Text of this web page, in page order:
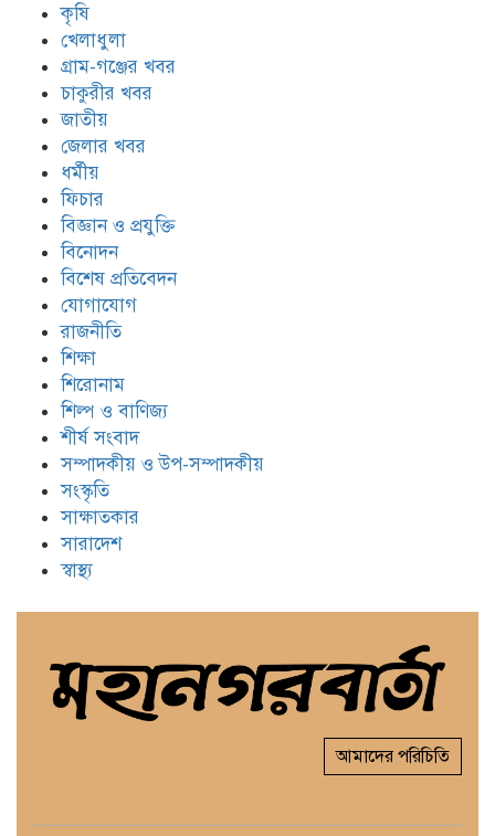
কৃষি
খেলাধুলা
গ্রাম-গঞ্জের খবর
চাকুরীর খবর
জাতীয়
জেলার খবর
ধর্মীয়
ফিচার
বিজ্ঞান ও প্রযুক্তি
বিনোদন
বিশেষ প্রতিবেদন
যোগাযোগ
রাজনীতি
শিক্ষা
শিরোনাম
শিল্প ও বাণিজ্য
শীর্ষ সংবাদ
সম্পাদকীয় ও উপ-সম্পাদকীয়
সংস্কৃতি
সাক্ষাতকার
সারাদেশ
স্বাস্থ্য
আমাদের পরিচিতি